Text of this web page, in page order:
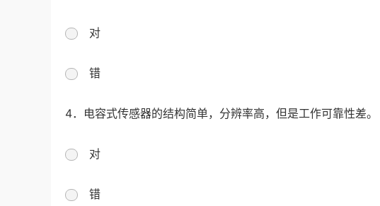
对
错
4．电容式传感器的结构简单，分辨率高，但是工作可靠性差。
对
错